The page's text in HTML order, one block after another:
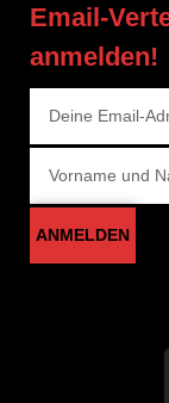
Email-
anmelden!
ANMELDEN